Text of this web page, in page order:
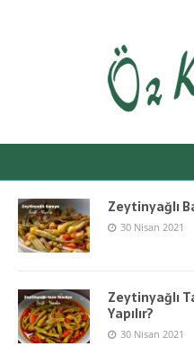
Zeytinyağlı
30 Nisan 2021
Zeytinyağlı
Yapılır?
30 Nisan 2021